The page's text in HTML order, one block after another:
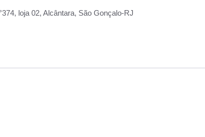
loja 02, Alcântara, São Gonçalo-RJ